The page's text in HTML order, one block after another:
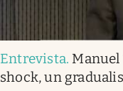
Entrevista. Manuel
shock, un